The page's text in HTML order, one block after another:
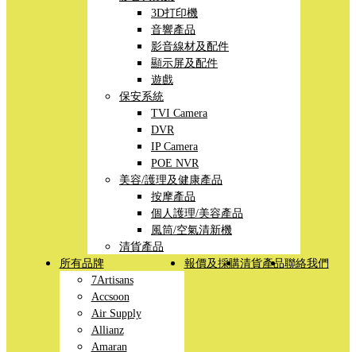
3D打印機
音響產品
影音線材及配件
顯示屏及配件
遊戲
保安系統
TVI Camera
DVR
IP Camera
POE NVR
美容/護理及健康產品
按摩產品
個人護理/美容產品
風筒/空氣清新機
清貨產品
所有品牌
7Artisans
Accsoon
Air Supply
Allianz
Amaran
報價及採購清貨產品聯絡我們